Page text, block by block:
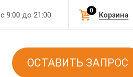
с 9:00 до 21:00 Корзина
0
ОСТАВИТЬ ЗАПРОС